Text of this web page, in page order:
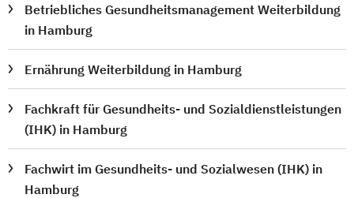
Betriebliches Gesundheitsmanagement Weiterbildung
in Hamburg
Ernährung Weiterbildung in Hamburg
Fachkraft für Gesundheits- und Sozialdienstleistungen
(IHK) in Hamburg
Fachwirt im Gesundheits- und Sozialwesen (IHK) in
Hamburg